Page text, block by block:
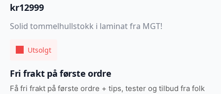
kr12999
Solid tommelhullstokk i laminat fra MGT!
Utsolgt
Fri frakt på første ordre
Få fri frakt på første ordre + tips, tester og tilbud fra folk